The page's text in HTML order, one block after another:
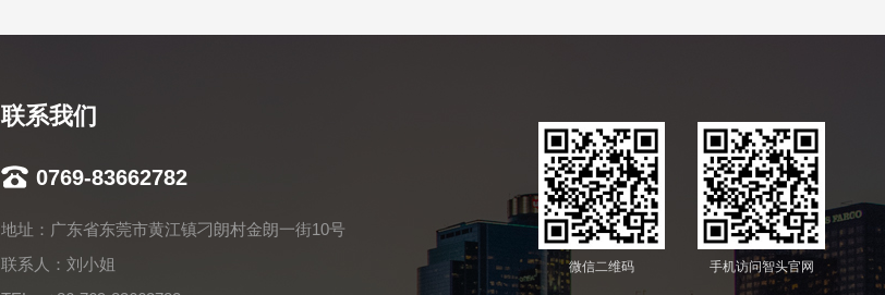
联系我们
0769-83662782
地址：广东省东莞市黄江镇刁朗村金朗一街10号
联系人：刘小姐
微信二维码 手机访问智头官网